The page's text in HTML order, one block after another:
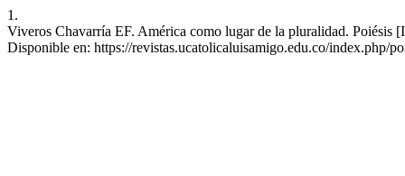
1.
Viveros Chavarría EF. América como lugar de la pluralidad. Poiésis
Disponible en: https://revistas.ucatolicaluisamigo.edu.co/index.php/